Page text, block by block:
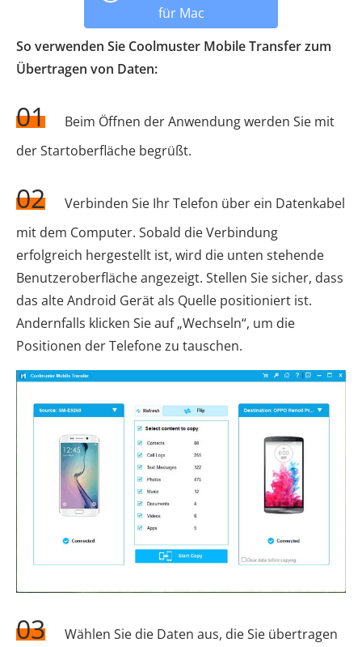
für Mac
So verwenden Sie Coolmuster Mobile Transfer zum
Übertragen von Daten:
01
Beim Öffnen der Anwendung werden Sie mit
der Startoberfläche begrüßt.
02
Verbinden Sie Ihr Telefon über ein Datenkabel
mit dem Computer. Sobald die Verbindung
erfolgreich hergestellt ist, wird die unten stehende
Benutzeroberfläche angezeigt. Stellen Sie sicher, dass
das alte Android Gerät als Quelle positioniert ist.
Andernfalls klicken Sie auf „Wechseln“, um die
Positionen der Telefone zu tauschen.
03
Wählen Sie die Daten aus, die Sie übertragen